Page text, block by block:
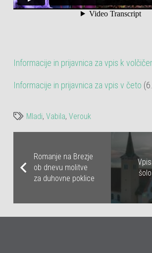
Informacije in prijavnica za vpis k
Informacije in prijavnica za vpis v četo
Mladi,Vabila,Verouk
Romanje na Brezje
ob dnevu molitve
za duhovne poklice